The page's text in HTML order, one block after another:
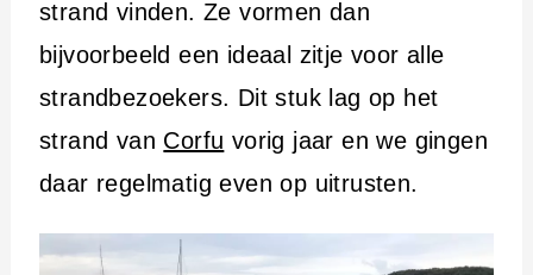
strand vinden. Ze vormen dan
bijvoorbeeld een ideaal zitje voor alle
strandbezoekers. Dit stuk lag op het
strand van Corfu vorig jaar en we gingen
daar regelmatig even op uitrusten.